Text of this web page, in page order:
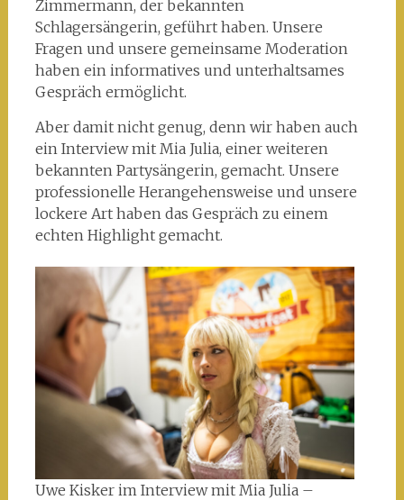
Zimmermann, der bekannten
Schlagersängerin, geführt haben. Unsere
Fragen und unsere gemeinsame Moderation
haben ein informatives und unterhaltsames
Gespräch ermöglicht.
Aber damit nicht genug, denn wir haben auch
ein Interview mit Mia Julia, einer weiteren
bekannten Partysängerin, gemacht. Unsere
professionelle Herangehensweise und unsere
lockere Art haben das Gespräch zu einem
echten Highlight gemacht.
Uwe Kisker im Interview mit Mia Julia –